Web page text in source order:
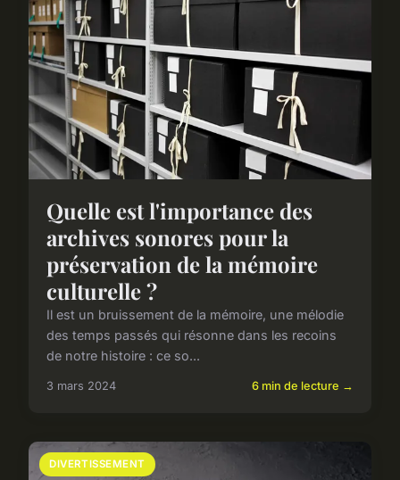
Quelle est l'importance des
archives sonores pour la
préservation de la mémoire
culturelle ?
Il est un bruissement de la mémoire, une mélodie
des temps passés qui résonne dans les recoins
de notre histoire : ce so...
3 mars 2024 6 min de lecture →
DIVERTISSEMENT